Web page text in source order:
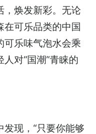
，焕发新彩。无论
在可乐品类的中国
可乐味气泡水会乘
对“国潮”青睐的
现，“只要你能够